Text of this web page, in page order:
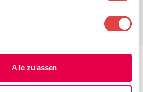
Alle zulassen